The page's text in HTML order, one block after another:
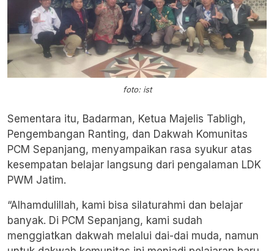
foto: ist
Sementara itu, Badarman, Ketua Majelis Tabligh,
Pengembangan Ranting, dan Dakwah Komunitas
PCM Sepanjang, menyampaikan rasa syukur atas
kesempatan belajar langsung dari pengalaman LDK
PWM Jatim.
“Alhamdulillah, kami bisa silaturahmi dan belajar
banyak. Di PCM Sepanjang, kami sudah
menggiatkan dakwah melalui dai-dai muda, namun